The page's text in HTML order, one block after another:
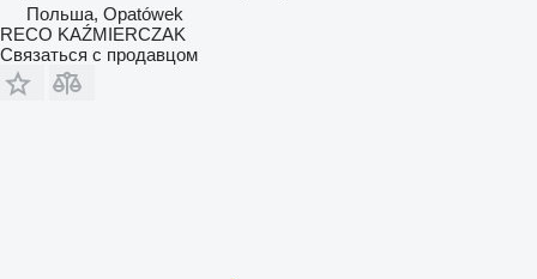
Польша, Opatówek
RECO KAŹMIERCZAK
Связаться с продавцом